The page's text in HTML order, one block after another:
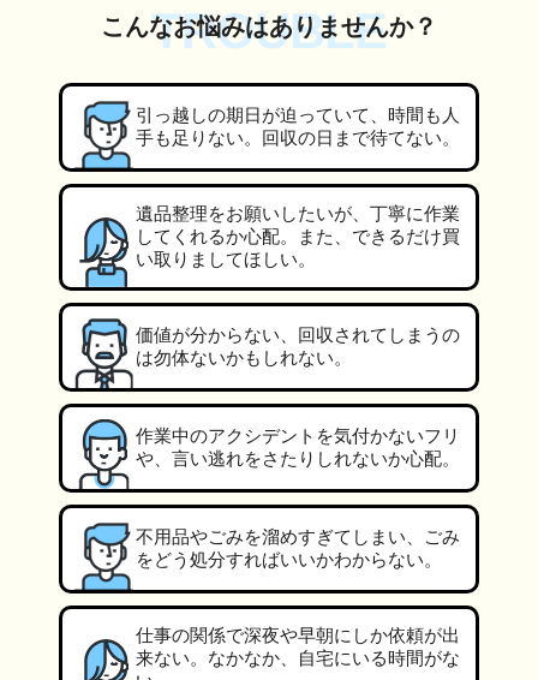
TROUBLE
こんなお悩みはありませんか？
引っ越しの期日が迫っていて、時間も人
手も足りない。回収の日まで待てない。
遺品整理をお願いしたいが、丁寧に作業
してくれるか心配。また、できるだけ買
い取りましてほしい。
価値が分からない、回収されてしまうの
は勿体ないかもしれない。
作業中のアクシデントを気付かないフリ
や、言い逃れをさたりしれないか心配。
不用品やごみを溜めすぎてしまい、ごみ
をどう処分すればいいかわからない。
仕事の関係で深夜や早朝にしか依頼が出
来ない。なかなか、自宅にいる時間がな